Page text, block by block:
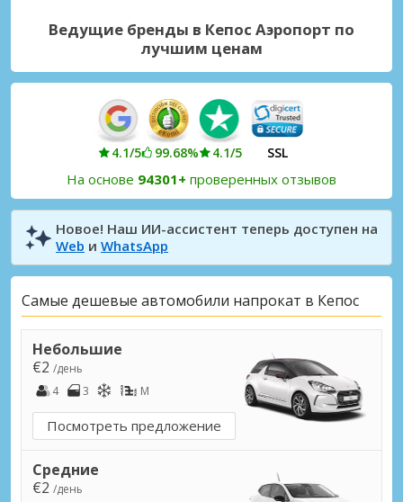
Ведущие бренды в Кепос Аэропорт по
лучшим ценам
4.1/5 99.68% 4.1/5 SSL
На основе 94301+ проверенных отзывов
Новое! Наш ИИ-ассистент теперь доступен на
Web и WhatsApp
Самые дешевые автомобили напрокат в Кепос
Небольшие
€2 /день
4
3 M
Посмотреть предложение
Средние
€2 /день